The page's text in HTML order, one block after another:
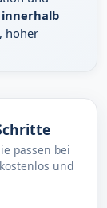
innerhalb
hoher
passen bei
und